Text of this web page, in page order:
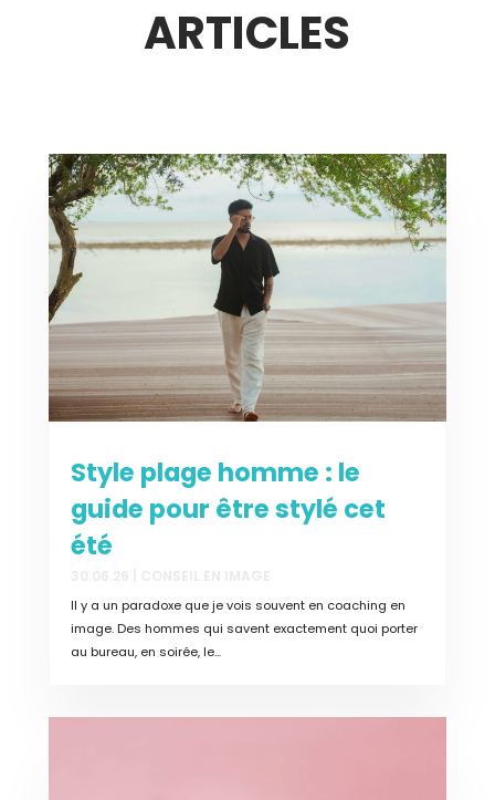
ARTICLES
Style plage homme : le
guide pour être stylé cet
été
Il y a un paradoxe que je vois souvent en coaching en
image. Des hommes qui savent exactement quoi porter
au bureau, en soirée, le...